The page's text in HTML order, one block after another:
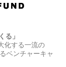
る」
化する一流の
ベンチャーキャ